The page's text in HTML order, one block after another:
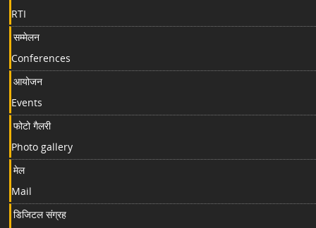
RTI
सम्मेलन
Conferences
आयोजन
Events
फोटो गैलरी
Photo gallery
मेल
Mail
डिजिटल संग्रह